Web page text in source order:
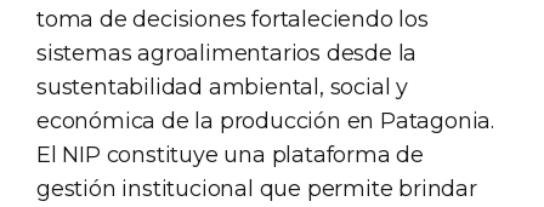
toma de decisiones fortaleciendo los
sistemas agroalimentarios desde la
sustentabilidad ambiental, social y
económica de la producción en Patagonia.
El NIP constituye una plataforma de
gestión institucional que permite brindar